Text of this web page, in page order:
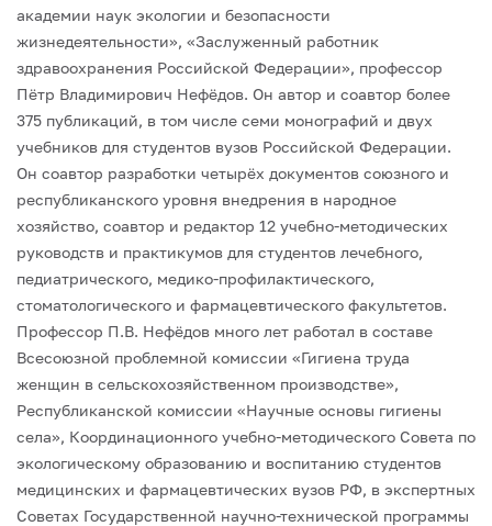
академии наук экологии и безопасности
жизнедеятельности», «Заслуженный работник
здравоохранения Российской Федерации», профессор
Пётр Владимирович Нефёдов. Он автор и соавтор более
375 публикаций, в том числе семи монографий и двух
учебников для студентов вузов Российской Федерации.
Он соавтор разработки четырёх документов союзного и
республиканского уровня внедрения в народное
хозяйство, соавтор и редактор 12 учебно-методических
руководств и практикумов для студентов лечебного,
педиатрического, медико-профилактического,
стоматологического и фармацевтического факультетов.
Профессор П.В. Нефёдов много лет работал в составе
Всесоюзной проблемной комиссии «Гигиена труда
женщин в сельскохозяйственном производстве»,
Республиканской комиссии «Научные основы гигиены
села», Координационного учебно-методического Совета по
экологическому образованию и воспитанию студентов
медицинских и фармацевтических вузов РФ, в экспертных
Советах Государственной научно-технической программы